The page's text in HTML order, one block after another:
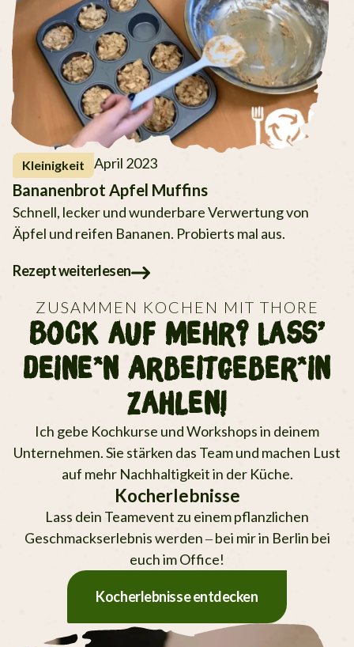
Kleinigkeit April 2023
Bananenbrot Apfel Muffins
Schnell, lecker und wunderbare Verwertung von
Äpfel und reifen Bananen. Probierts mal aus.
Rezept weiterlesen
ZUSAMMEN KOCHEN MIT THORE
Bock auf mehr? Lass’
deine*n Arbeitgeber*in
zahlen!
Ich gebe Kochkurse und Workshops in deinem
Unternehmen. Sie stärken das Team und machen Lust
auf mehr Nachhaltigkeit in der Küche.
Kocherlebnisse
Lass dein Teamevent zu einem pflanz­lichen
Geschmacks­erlebnis werden – bei mir in Berlin bei
euch im Office!
Kocherlebnisse entdecken